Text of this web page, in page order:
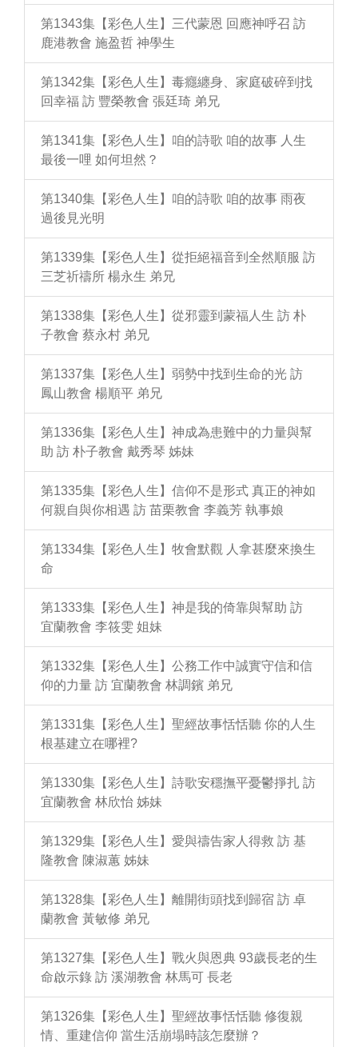
第1343集【彩色人生】三代蒙恩 回應神呼召 訪
鹿港教會 施盈哲 神學生
第1342集【彩色人生】毒癮纏身、家庭破碎到找
回幸福 訪 豐榮教會 張廷琦 弟兄
第1341集【彩色人生】咱的詩歌 咱的故事 人生
最後一哩 如何坦然？
第1340集【彩色人生】咱的詩歌 咱的故事 雨夜
過後見光明
第1339集【彩色人生】從拒絕福音到全然順服 訪
三芝祈禱所 楊永生 弟兄
第1338集【彩色人生】從邪靈到蒙福人生 訪 朴
子教會 蔡永村 弟兄
第1337集【彩色人生】弱勢中找到生命的光 訪
鳳山教會 楊順平 弟兄
第1336集【彩色人生】神成為患難中的力量與幫
助 訪 朴子教會 戴秀琴 姊妹
第1335集【彩色人生】信仰不是形式 真正的神如
何親自與你相遇 訪 苗栗教會 李義芳 執事娘
第1334集【彩色人生】牧會默觀 人拿甚麼來換生
命
第1333集【彩色人生】神是我的倚靠與幫助 訪
宜蘭教會 李筱雯 姐妹
第1332集【彩色人生】公務工作中誠實守信和信
仰的力量 訪 宜蘭教會 林調鑌 弟兄
第1331集【彩色人生】聖經故事恬恬聽 你的人生
根基建立在哪裡?
第1330集【彩色人生】詩歌安穩撫平憂鬱掙扎 訪
宜蘭教會 林欣怡 姊妹
第1329集【彩色人生】愛與禱告家人得救 訪 基
隆教會 陳淑蕙 姊妹
第1328集【彩色人生】離開街頭找到歸宿 訪 卓
蘭教會 黃敏修 弟兄
第1327集【彩色人生】戰火與恩典 93歲長老的生
命啟示錄 訪 溪湖教會 林馬可 長老
第1326集【彩色人生】聖經故事恬恬聽 修復親
情、重建信仰 當生活崩塌時該怎麼辦？